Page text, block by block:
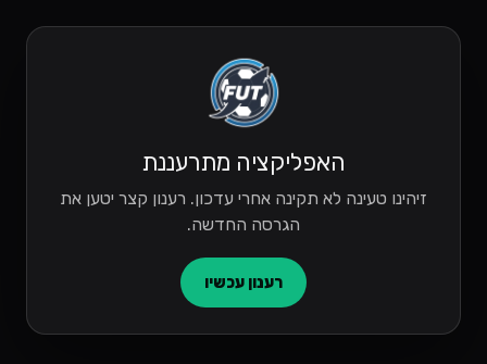
האפליקציה מתרעננת
זיהינו טעינה לא תקינה אחרי עדכון. רענון קצר יטען את
הגרסה החדשה.
רענון עכשיו